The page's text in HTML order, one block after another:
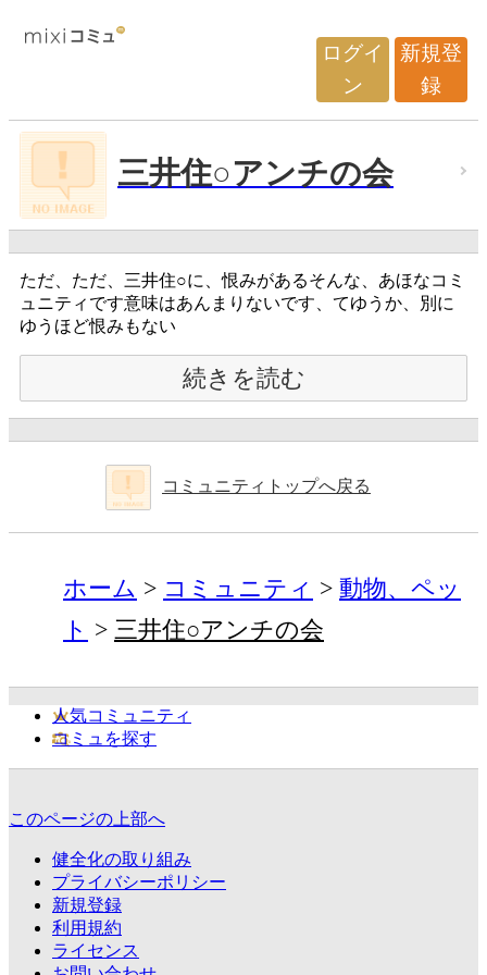
ログイ
ン
新規登
録
三井住○アンチの会
ただ、ただ、三井住○に、恨みがあるそんな、あほなコミ
ュニティです意味はあんまりないです、てゆうか、別に
ゆうほど恨みもない
続きを読む
コミュニティトップへ戻る
ホーム コミュニティ
動物、ペッ
ト
三井住○アンチの会
人気コミュニティ
コミュを探す
このページの上部へ
健全化の取り組み
プライバシーポリシー
新規登録
利用規約
ライセンス